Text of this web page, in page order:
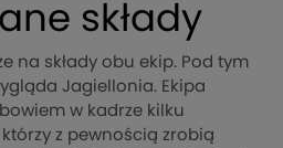
składy
na składy obu ekip. Pod tym
Jagiellonia. Ekipa
w kadrze kilku
z pewnością zrobią